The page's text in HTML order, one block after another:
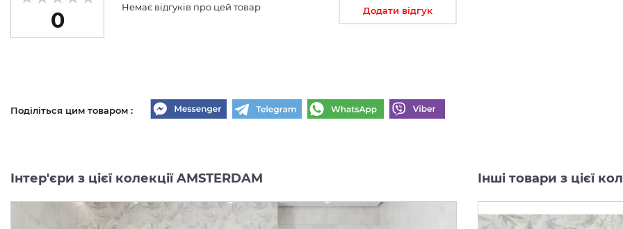
0
Немає відгуків про цей товар Додати відгук
Поділіться цим товаром :
Інтер'єри з цієї колекції AMSTERDAM Інші товари з цієї